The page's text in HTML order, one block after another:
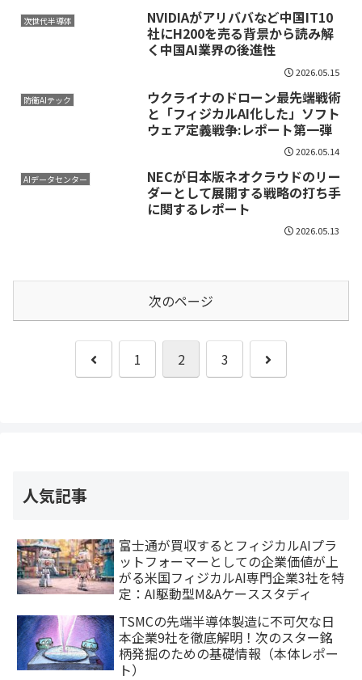
次世代半導体
NVIDIAがアリババなど中国IT10
社にH200を売る背景から読み解
く中国AI業界の後進性
2026.05.15
防衛AIテック
ウクライナのドローン最先端戦術
と「フィジカルAI化した」ソフト
ウェア定義戦争:レポート第一弾
2026.05.14
AIデータセンター
NECが日本版ネオクラウドのリー
ダーとして展開する戦略の打ち手
に関するレポート
2026.05.13
次のページ
前
1 2 3
次
人気記事
富士通が買収するとフィジカルAIプラ
ットフォーマーとしての企業価値が上
がる米国フィジカルAI専門企業3社を特
定：AI駆動型M&Aケーススタディ
TSMCの先端半導体製造に不可欠な日
本企業9社を徹底解明！次のスター銘
柄発掘のための基礎情報（本体レポー
ト）